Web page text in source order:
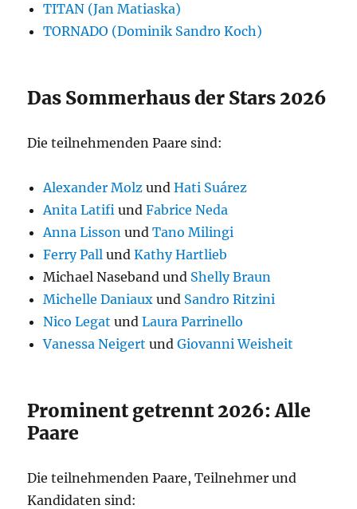
TITAN (Jan Matiaska)
TORNADO (Dominik Sandro Koch)
Das Sommerhaus der Stars 2026
Die teilnehmenden Paare sind:
Alexander Molz undHati Suárez
Anita Latifi undFabrice Neda
Anna Lisson undTano Milingi
Ferry Pall undKathy Hartlieb
Michael Naseband und Shelly Braun
Michelle Daniaux und Sandro Ritzini
Nico Legat undLaura Parrinello
Vanessa Neigert undGiovanni Weisheit
Prominent getrennt 2026: Alle
Paare
Die teilnehmenden Paare, Teilnehmer und
Kandidaten sind: